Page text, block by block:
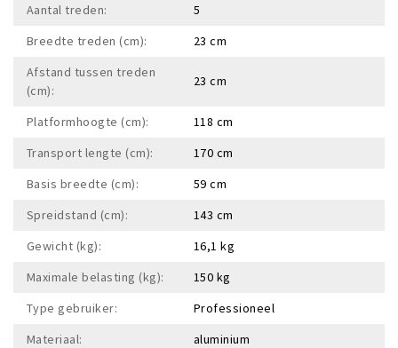
Aantal treden:
5
Breedte treden (cm):
23 cm
Afstand tussen treden
(cm):
23 cm
Platformhoogte (cm):
118 cm
Transport lengte (cm):
170 cm
Basis breedte (cm):
59 cm
Spreidstand (cm):
143 cm
Gewicht (kg):
16,1 kg
Maximale belasting (kg):
150 kg
Type gebruiker:
Professioneel
Materiaal:
aluminium